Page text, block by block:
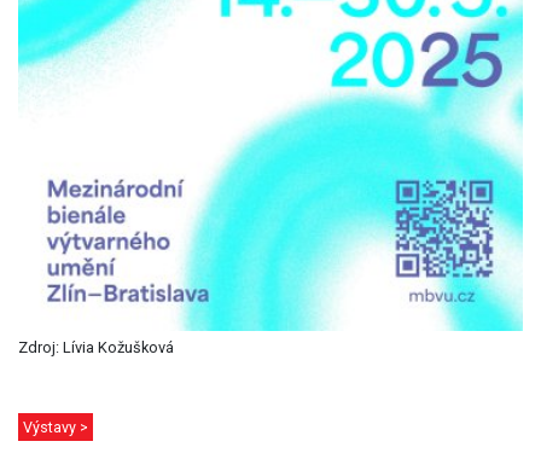
Zdroj: Lívia Kožušková
Výstavy >